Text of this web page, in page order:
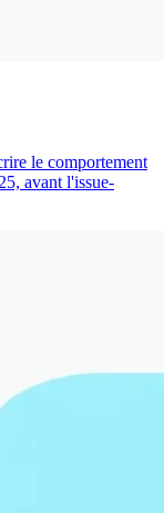
le comportement
avant l'issue-